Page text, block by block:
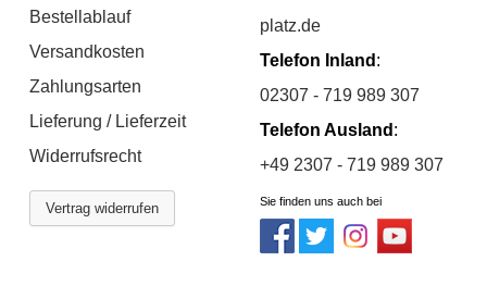
Bestellablauf
Versandkosten
Zahlungsarten
Lieferung / Lieferzeit
Widerrufsrecht
Vertrag widerrufen
platz.de
Telefon Inland :
02307 - 719 989 307
Telefon Ausland :
+49 2307 - 719 989 307
Sie finden uns auch bei